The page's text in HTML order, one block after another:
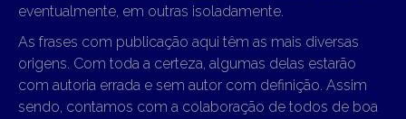
eventualmente, em outras isoladamente.
As frases com publicação aqui têm as mais diversas
origens. Com toda a certeza, algumas delas estarão
com autoria errada e sem autor com definição. Assim
sendo, contamos com a colaboração de todos de boa